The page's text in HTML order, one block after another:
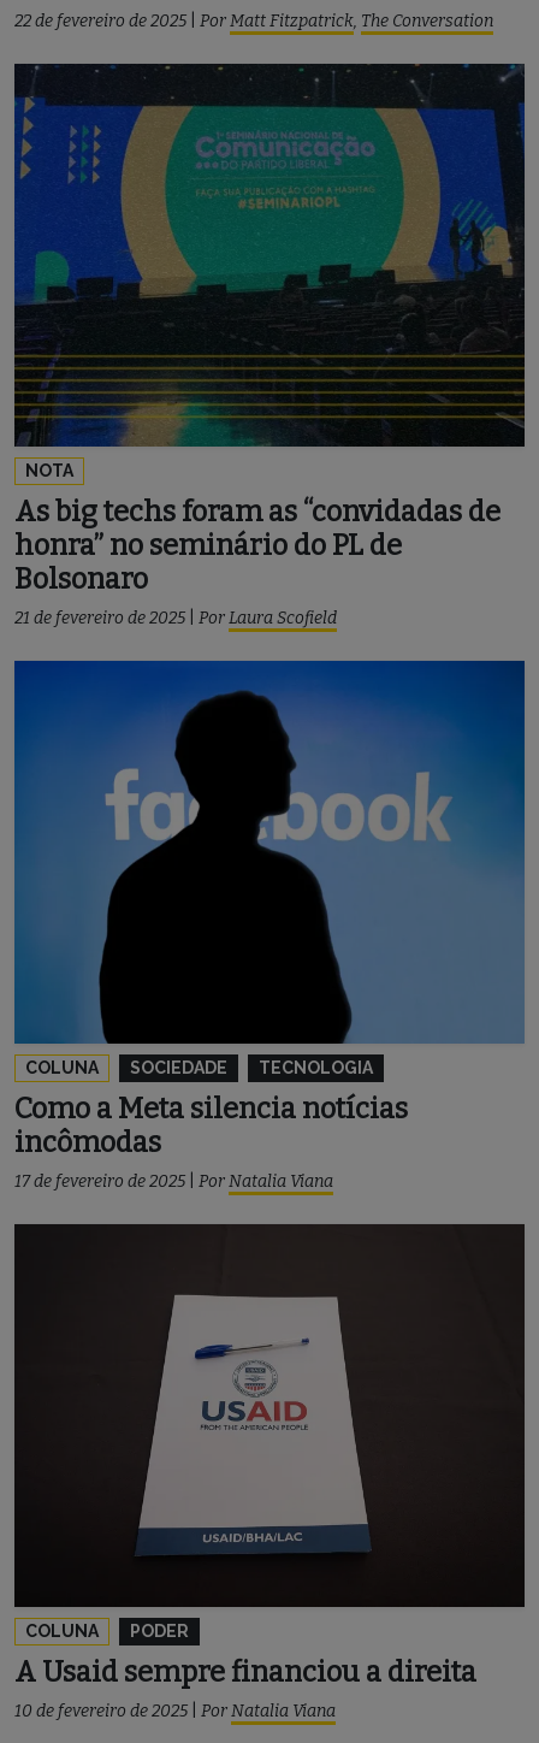
22 de fevereiro de 2025 PorMatt Fitzpatrick, The Conversation
NOTA
As big techs foram as “convidadas de
honra” no seminário do PL de
Bolsonaro
21 de fevereiro de 2025 PorLaura Scofield
COLUNA SOCIEDADE TECNOLOGIA
Como a Meta silencia notícias
incômodas
17 de fevereiro de 2025 PorNatalia Viana
COLUNA PODER
A Usaid sempre financiou a direita
10 de fevereiro de 2025 PorNatalia Viana